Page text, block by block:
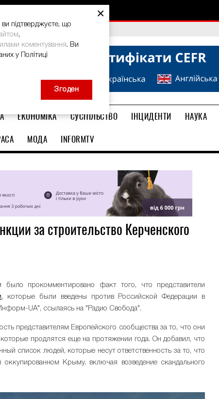
Prize-2026
ЕКОНОМІКА СУСПІЛЬСТВО ІНЦИДЕНТИ НАУКА
МОДА INFORMTV
за строительство Керченского
прокомментировано факт того, что представители
, которые были введены против Российской Федерации в
UA", ссылаясь на "Радио Свобода".
представителям Европейского сообщества за то, что они
продлятся еще на протяжении года. Он добавил, что
список людей, которые несут ответственность за то, что
Крыму, включая возведение скандального
×
підтверджуєте, що
,
коментування. Ви
у Політиці
Згоден